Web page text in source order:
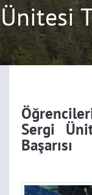
Ünitesi
Sergi
Başarısı